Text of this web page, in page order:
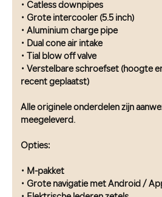
• Catless downpipes
• Grote intercooler (5.5 inch)
• Aluminium charge pipe
• Dual cone air intake
• Tial blow off valve
• Verstelbare schroefset (hoogte
recent geplaatst)
Alle originele onderdelen zijn
meegeleverd.
Opties:
• M-pakket
• Grote navigatie met Android /